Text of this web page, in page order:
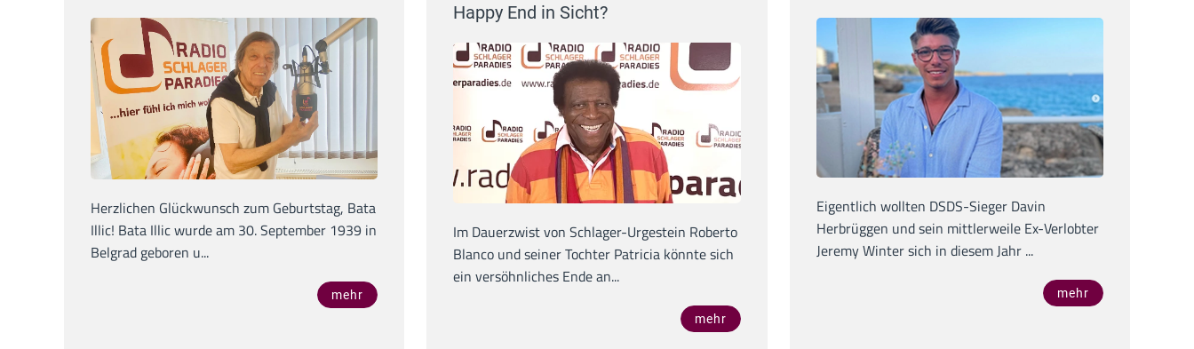
Herzlichen Glückwunsch zum Geburtstag, Bata
Illic! Bata Illic wurde am 30. September 1939 in
Belgrad geboren u...
mehr
Happy End in Sicht?
Im Dauerzwist von Schlager-Urgestein Roberto
Blanco und seiner Tochter Patricia könnte sich
ein versöhnliches Ende an...
mehr
Eigentlich wollten DSDS-Sieger Davin
Herbrüggen und sein mittlerweile Ex-Verlobter
Jeremy Winter sich in diesem Jahr ...
mehr